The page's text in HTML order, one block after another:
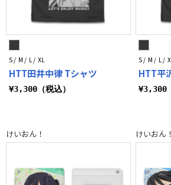
S / M / L / XL
HTT田井中律 Tシャツ
¥3,300（税込）
S / M / L /
HTT平
¥3,300
けいおん！ けいおん！